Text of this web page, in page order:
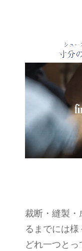
裁断・縫製
るまでには様
どれ一つと